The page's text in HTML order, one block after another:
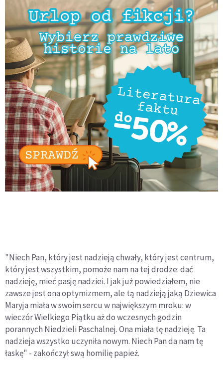
"Niech Pan, który jest nadzieją chwały, który jest centrum,
który jest wszystkim, pomoże nam na tej drodze: dać
nadzieję, mieć pasję nadziei. I jak już powiedziałem, nie
zawsze jest ona optymizmem, ale tą nadzieją jaką Dziewica
Maryja miała w swoim sercu w największym mroku: w
wieczór Wielkiego Piątku aż do wczesnych godzin
porannych Niedzieli Paschalnej. Ona miała tę nadzieję. Ta
nadzieja wszystko uczyniła nowym. Niech Pan da nam tę
łaskę" - zakończył swą homilię papież.